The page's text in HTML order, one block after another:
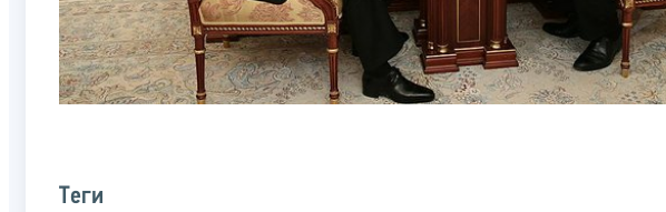
Теги